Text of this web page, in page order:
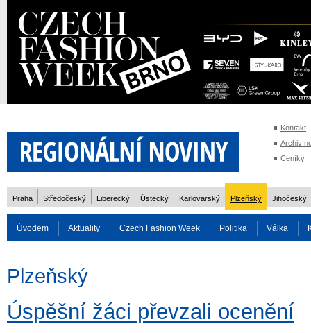
Kontakt
Archiv
Ceníky
Praha Středočeský Liberecký Ústecký Karlovarský Plzeňský Jihočeský
Úvodem Aktuality Czech Fashion Week Politika Válka
Rozhovory
Plzeňský
Úspěšní žáci převzali ocenění